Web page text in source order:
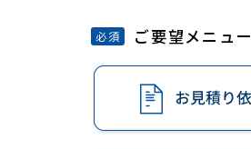
必須 ご要望メニュー